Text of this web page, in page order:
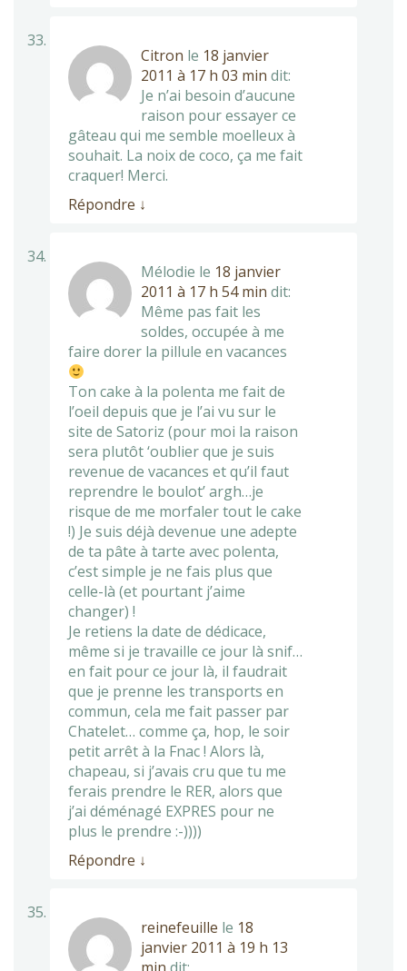
Citron le 18 janvier
2011 à 17 h 03 min dit:
Je n’ai besoin d’aucune
raison pour essayer ce
gâteau qui me semble moelleux à
souhait. La noix de coco, ça me fait
craquer! Merci.
Répondre ↓
Mélodie le 18 janvier
2011 à 17 h 54 min dit:
Même pas fait les
soldes, occupée à me
faire dorer la pillule en vacances
Ton cake à la polenta me fait de
l’oeil depuis que je l’ai vu sur le
site de Satoriz (pour moi la raison
sera plutôt ‘oublier que je suis
revenue de vacances et qu’il faut
reprendre le boulot’ argh…je
risque de me morfaler tout le cake
!) Je suis déjà devenue une adepte
de ta pâte à tarte avec polenta,
c’est simple je ne fais plus que
celle-là (et pourtant j’aime
changer) !
Je retiens la date de dédicace,
même si je travaille ce jour là snif…
en fait pour ce jour là, il faudrait
que je prenne les transports en
commun, cela me fait passer par
Chatelet… comme ça, hop, le soir
petit arrêt à la Fnac ! Alors là,
chapeau, si j’avais cru que tu me
ferais prendre le RER, alors que
j’ai déménagé EXPRES pour ne
plus le prendre :-))))
Répondre ↓
reinefeuille le 18
janvier 2011 à 19 h 13